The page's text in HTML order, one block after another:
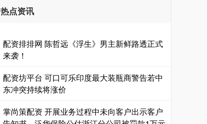
热点资讯
配资排排网 陈哲远《浮生》男主新鲜路透正式
来袭！
配资坊平台 可口可乐印度最大装瓶商警告若中
东冲突持续将涨价
掌尚策配资 开展业务过程中未向客户出示客户